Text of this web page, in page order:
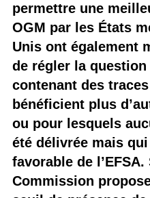
permettre une
OGM par les États
Unis ont également
de régler la
contenant des
bénéficient plus
ou pour lesquels
été délivrée mais
favorable de
Commission